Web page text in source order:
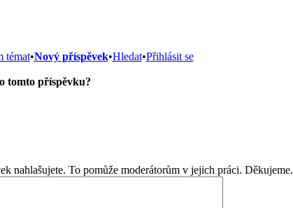
témat•Nový příspěvek•Hledat•Přihlásit se
tomto příspěvku?
nahlašujete. To pomůže moderátorům v jejich práci. Děkujeme.